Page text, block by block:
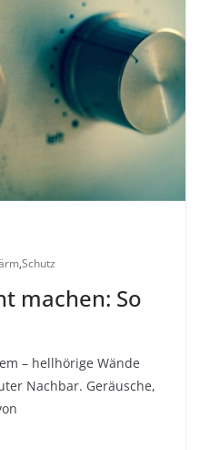
,Schutz
machen: So
– hellhörige Wände
Nachbar. Geräusche,